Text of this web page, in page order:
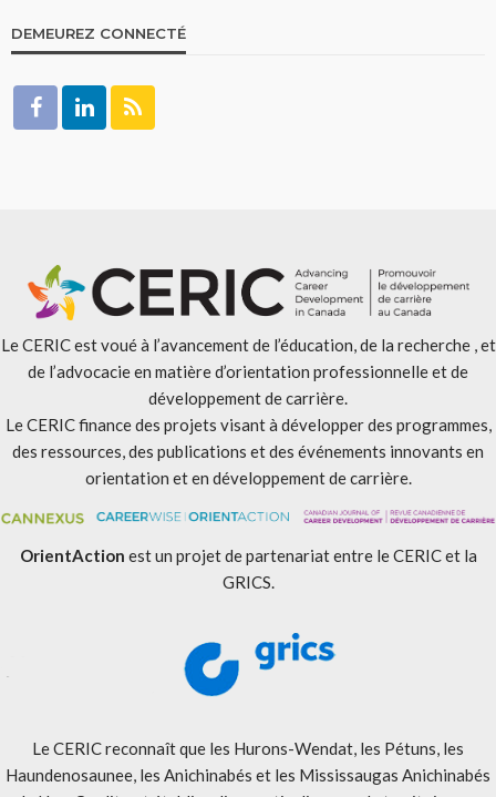
DEMEUREZ CONNECTÉ
Le CERIC est voué à l’avancement de l’éducation, de la recherche , et
de l’advocacie en matière d’orientation professionnelle et de
développement de carrière.
Le CERIC finance des projets visant à développer des programmes,
des ressources, des publications et des événements innovants en
orientation et en développement de carrière.
OrientAction est un projet de partenariat entre le CERIC et la
GRICS.
Le CERIC reconnaît que les Hurons-Wendat, les Pétuns, les
Haundenosaunee, les Anichinabés et les Mississaugas Anichinabés